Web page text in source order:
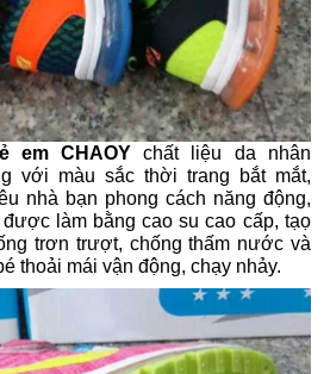
em CHAOY chất liệu da nhân
với màu sắc thời trang bắt mắt,
nhà bạn phong cách năng động,
làm bằng cao su cao cấp, tạọ
trơn trượt, chống thấm nước và
thoải mái vận động, chạy nhảy.